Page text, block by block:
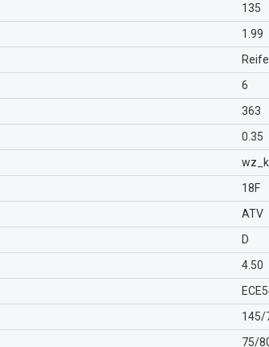
135
1.99
6
363
0.35
18F
ATV
D
4.50
145/
75/